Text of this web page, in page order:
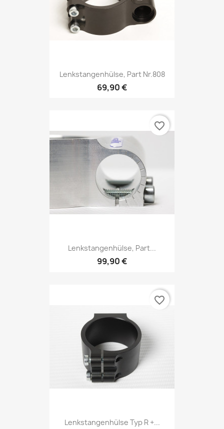
Lenkstangenhülse, Part Nr.808
69,90 €
Lenkstangenhülse, Part...
99,90 €
favorite_border
Lenkstangenhülse Typ R +...
favorite_border